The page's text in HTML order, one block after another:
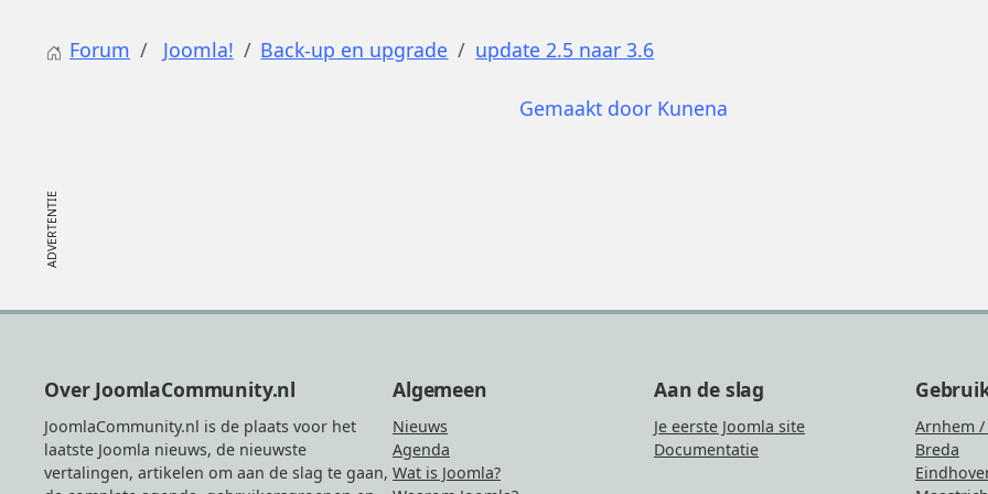
Forum Joomla! Back-up en upgrade update 2.5 naar 3.6
Gemaakt door Kunena
Over JoomlaCommunity.nl
JoomlaCommunity.nl is de plaats voor het
laatste Joomla nieuws, de nieuwste
vertalingen, artikelen om aan de slag te gaan,
Algemeen
Nieuws
Agenda
Wat is Joomla?
Aan de slag
Je eerste Joomla site
Documentatie
Arnhem
Breda